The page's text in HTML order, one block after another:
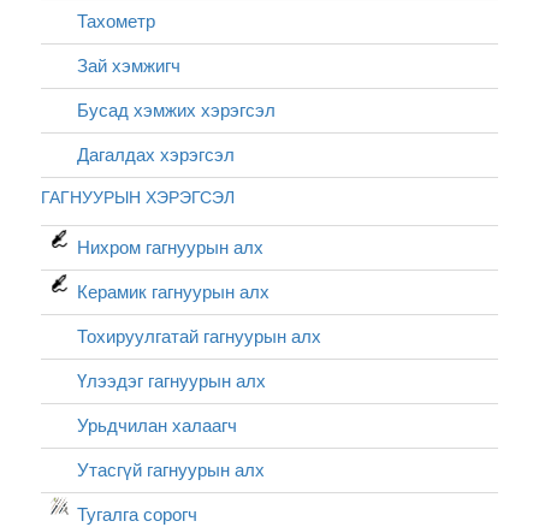
Тахометр
Зай хэмжигч
Бусад хэмжих хэрэгсэл
Дагалдах хэрэгсэл
ГАГНУУРЫН ХЭРЭГСЭЛ
Нихром гагнуурын алх
Керамик гагнуурын алх
Тохируулгатай гагнуурын алх
Үлээдэг гагнуурын алх
Урьдчилан халаагч
Утасгүй гагнуурын алх
Тугалга сорогч